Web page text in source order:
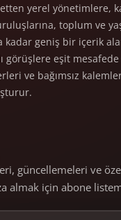
yerel yönetimlere,
toplum ve
kadar geniş bir içerik
görüşlere eşit
ve bağımsız
güncellemeleri ve
almak için abone